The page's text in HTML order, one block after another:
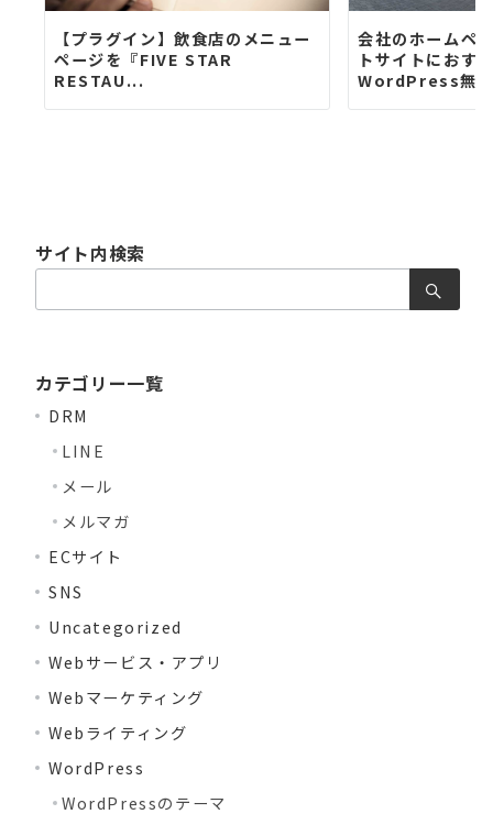
【プラグイン】飲食店のメニュー
ページを『FIVE STAR
RESTAU...
会社のホームペ
トサイトにおす
WordPress無
サイト内検索
索：
カテゴリー一覧
DRM
LINE
メール
メルマガ
ECサイト
SNS
Uncategorized
Webサービス・アプリ
Webマーケティング
Webライティング
WordPress
WordPressのテーマ